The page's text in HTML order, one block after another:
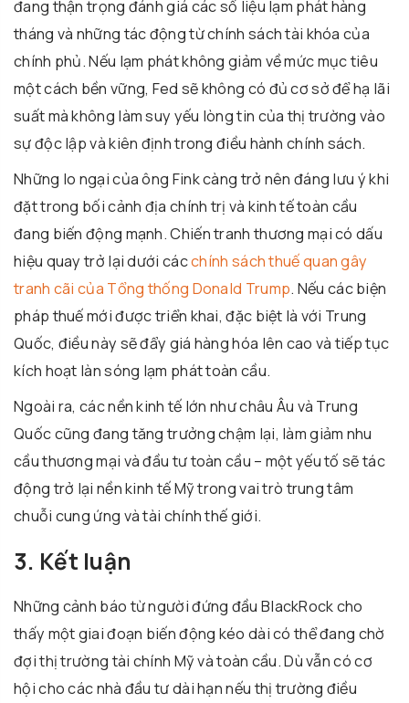
đang thận trọng đánh giá các số liệu lạm phát hàng
tháng và những tác động từ chính sách tài khóa của
chính phủ. Nếu lạm phát không giảm về mức mục tiêu
một cách bền vững, Fed sẽ không có đủ cơ sở để hạ lãi
suất mà không làm suy yếu lòng tin của thị trường vào
sự độc lập và kiên định trong điều hành chính sách.
Những lo ngại của ông Fink càng trở nên đáng lưu ý khi
đặt trong bối cảnh địa chính trị và kinh tế toàn cầu
đang biến động mạnh. Chiến tranh thương mại có dấu
hiệu quay trở lại dưới cácchính sách thuế quan gây
tranh cãi của Tổng thống Donald Trump. Nếu các biện
pháp thuế mới được triển khai, đặc biệt là với Trung
Quốc, điều này sẽ đẩy giá hàng hóa lên cao và tiếp tục
kích hoạt làn sóng lạm phát toàn cầu.
Ngoài ra, các nền kinh tế lớn như châu Âu và Trung
Quốc cũng đang tăng trưởng chậm lại, làm giảm nhu
cầu thương mại và đầu tư toàn cầu – một yếu tố sẽ tác
động trở lại nền kinh tế Mỹ trong vai trò trung tâm
chuỗi cung ứng và tài chính thế giới.
3. Kết luận
Những cảnh báo từ người đứng đầu BlackRock cho
thấy một giai đoạn biến động kéo dài có thể đang chờ
đợi thị trường tài chính Mỹ và toàn cầu. Dù vẫn có cơ
hội cho các nhà đầu tư dài hạn nếu thị trường điều